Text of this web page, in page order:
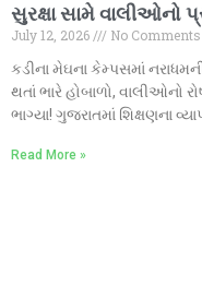
સુરક્ષા સામે વાલીઓનો
July 12, 2026
No Comments
કડીના મેઘના કેમ્પસમાં
થતાં ભારે હોબાળો, વાલીઓનો
ભાગ્યા! ગુજરાતમાં શિક્ષણના
Read More »